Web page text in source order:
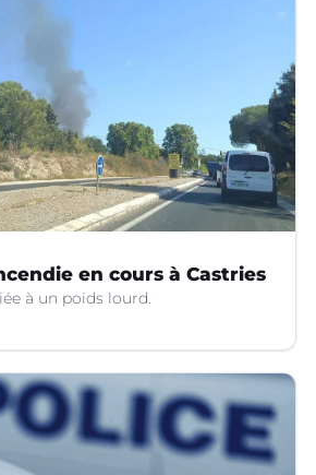
en cours à Castries
à un poids lourd.